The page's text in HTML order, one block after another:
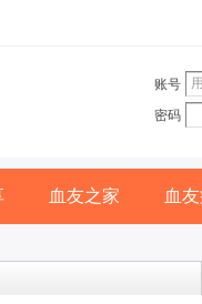
账号
密码
血友之家 血